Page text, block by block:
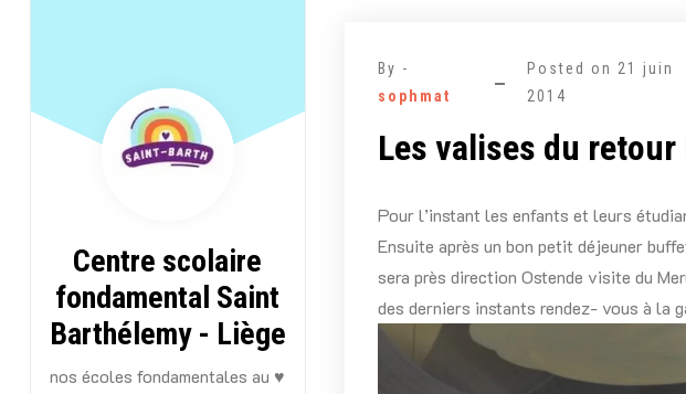
Centre scolaire
fondamental Saint
Barthélemy - Liège
nos écoles fondamentales au ♥
By -
sophmat
Posted on 21 juin
2014
Les valises du retour
Pour l’instant les enfants et leurs
Ensuite après un bon petit déjeuner
sera près direction Ostende visite du
des derniers instants rendez- vous à la